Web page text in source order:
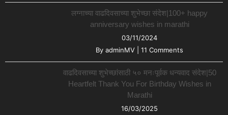
लग्नाच्या वाढदिवसाच्या शुभेच्छा संदेश|100+ happy
anniversary wishes in marathi
03/11/2024
By adminMV 11 Comments
वाढदिवसाच्या शुभेच्छांसाठी ५० मनःपूर्वक धन्यवाद संदेश|50
Heartfelt Thank You For Birthday Wishes in
Marathi
16/03/2025